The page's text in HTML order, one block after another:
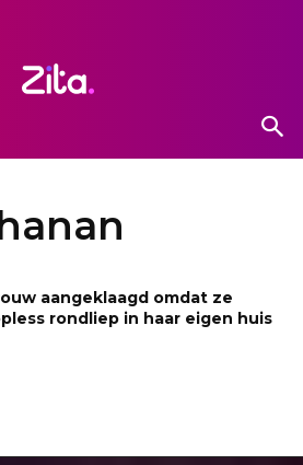
aangeklaagd omdat ze
rondliep in haar eigen huis